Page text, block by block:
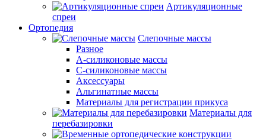
Артикуляционные
спреи
Ортопедия
Слепочные массы
Разное
А-силиконовые массы
С-силиконовые массы
Аксессуары
Альгинатные массы
Материалы для регистрации прикуса
Материалы для
перебазировки